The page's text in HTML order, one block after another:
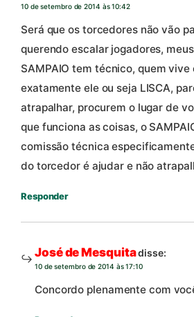
10 de setembro de 2014 às 10:42
Será que os torcedores não vão
querendo escalar jogadores,
SAMPAIO tem técnico, quem
exatamente ele ou seja LISCA,
atrapalhar, procurem o lugar de
que funciona as coisas, o
comissão técnica
do torcedor é ajudar e não
Responder
José de Mesquitadisse:
10 de setembro de 2014 às 17:10
Concordo plenamente com